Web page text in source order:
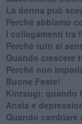
​La donna può
​Perché abbiamo
​I collegamenti tra
​Perché tutti si
​Quando crescere
​Perché non
​Buone Feste!
​Kintsugi: quando
Ansia e
Quando